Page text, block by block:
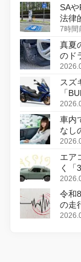
SAや
法律
7時間
真夏
のド
スズ
「
変更
車内
なし
エア
く「
令和
の走